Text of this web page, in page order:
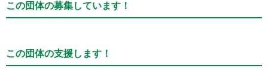
この団体の募集しています！
この団体の支援します！